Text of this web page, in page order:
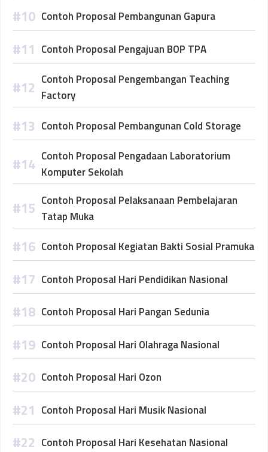
Contoh Proposal Pembangunan Gapura
Contoh Proposal Pengajuan BOP TPA
Contoh Proposal Pengembangan Teaching
Factory
Contoh Proposal Pembangunan Cold Storage
Contoh Proposal Pengadaan Laboratorium
Komputer Sekolah
Contoh Proposal Pelaksanaan Pembelajaran
Tatap Muka
Contoh Proposal Kegiatan Bakti Sosial Pramuka
Contoh Proposal Hari Pendidikan Nasional
Contoh Proposal Hari Pangan Sedunia
Contoh Proposal Hari Olahraga Nasional
Contoh Proposal Hari Ozon
Contoh Proposal Hari Musik Nasional
Contoh Proposal Hari Kesehatan Nasional